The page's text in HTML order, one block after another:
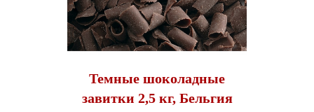
Темные шоколадные
завитки 2,5 кг, Бельгия